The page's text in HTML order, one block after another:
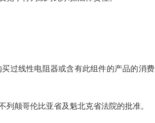
过线性电阻器或含有此组件的产品的消费
颠哥伦比亚省及魁北克省法院的批准。